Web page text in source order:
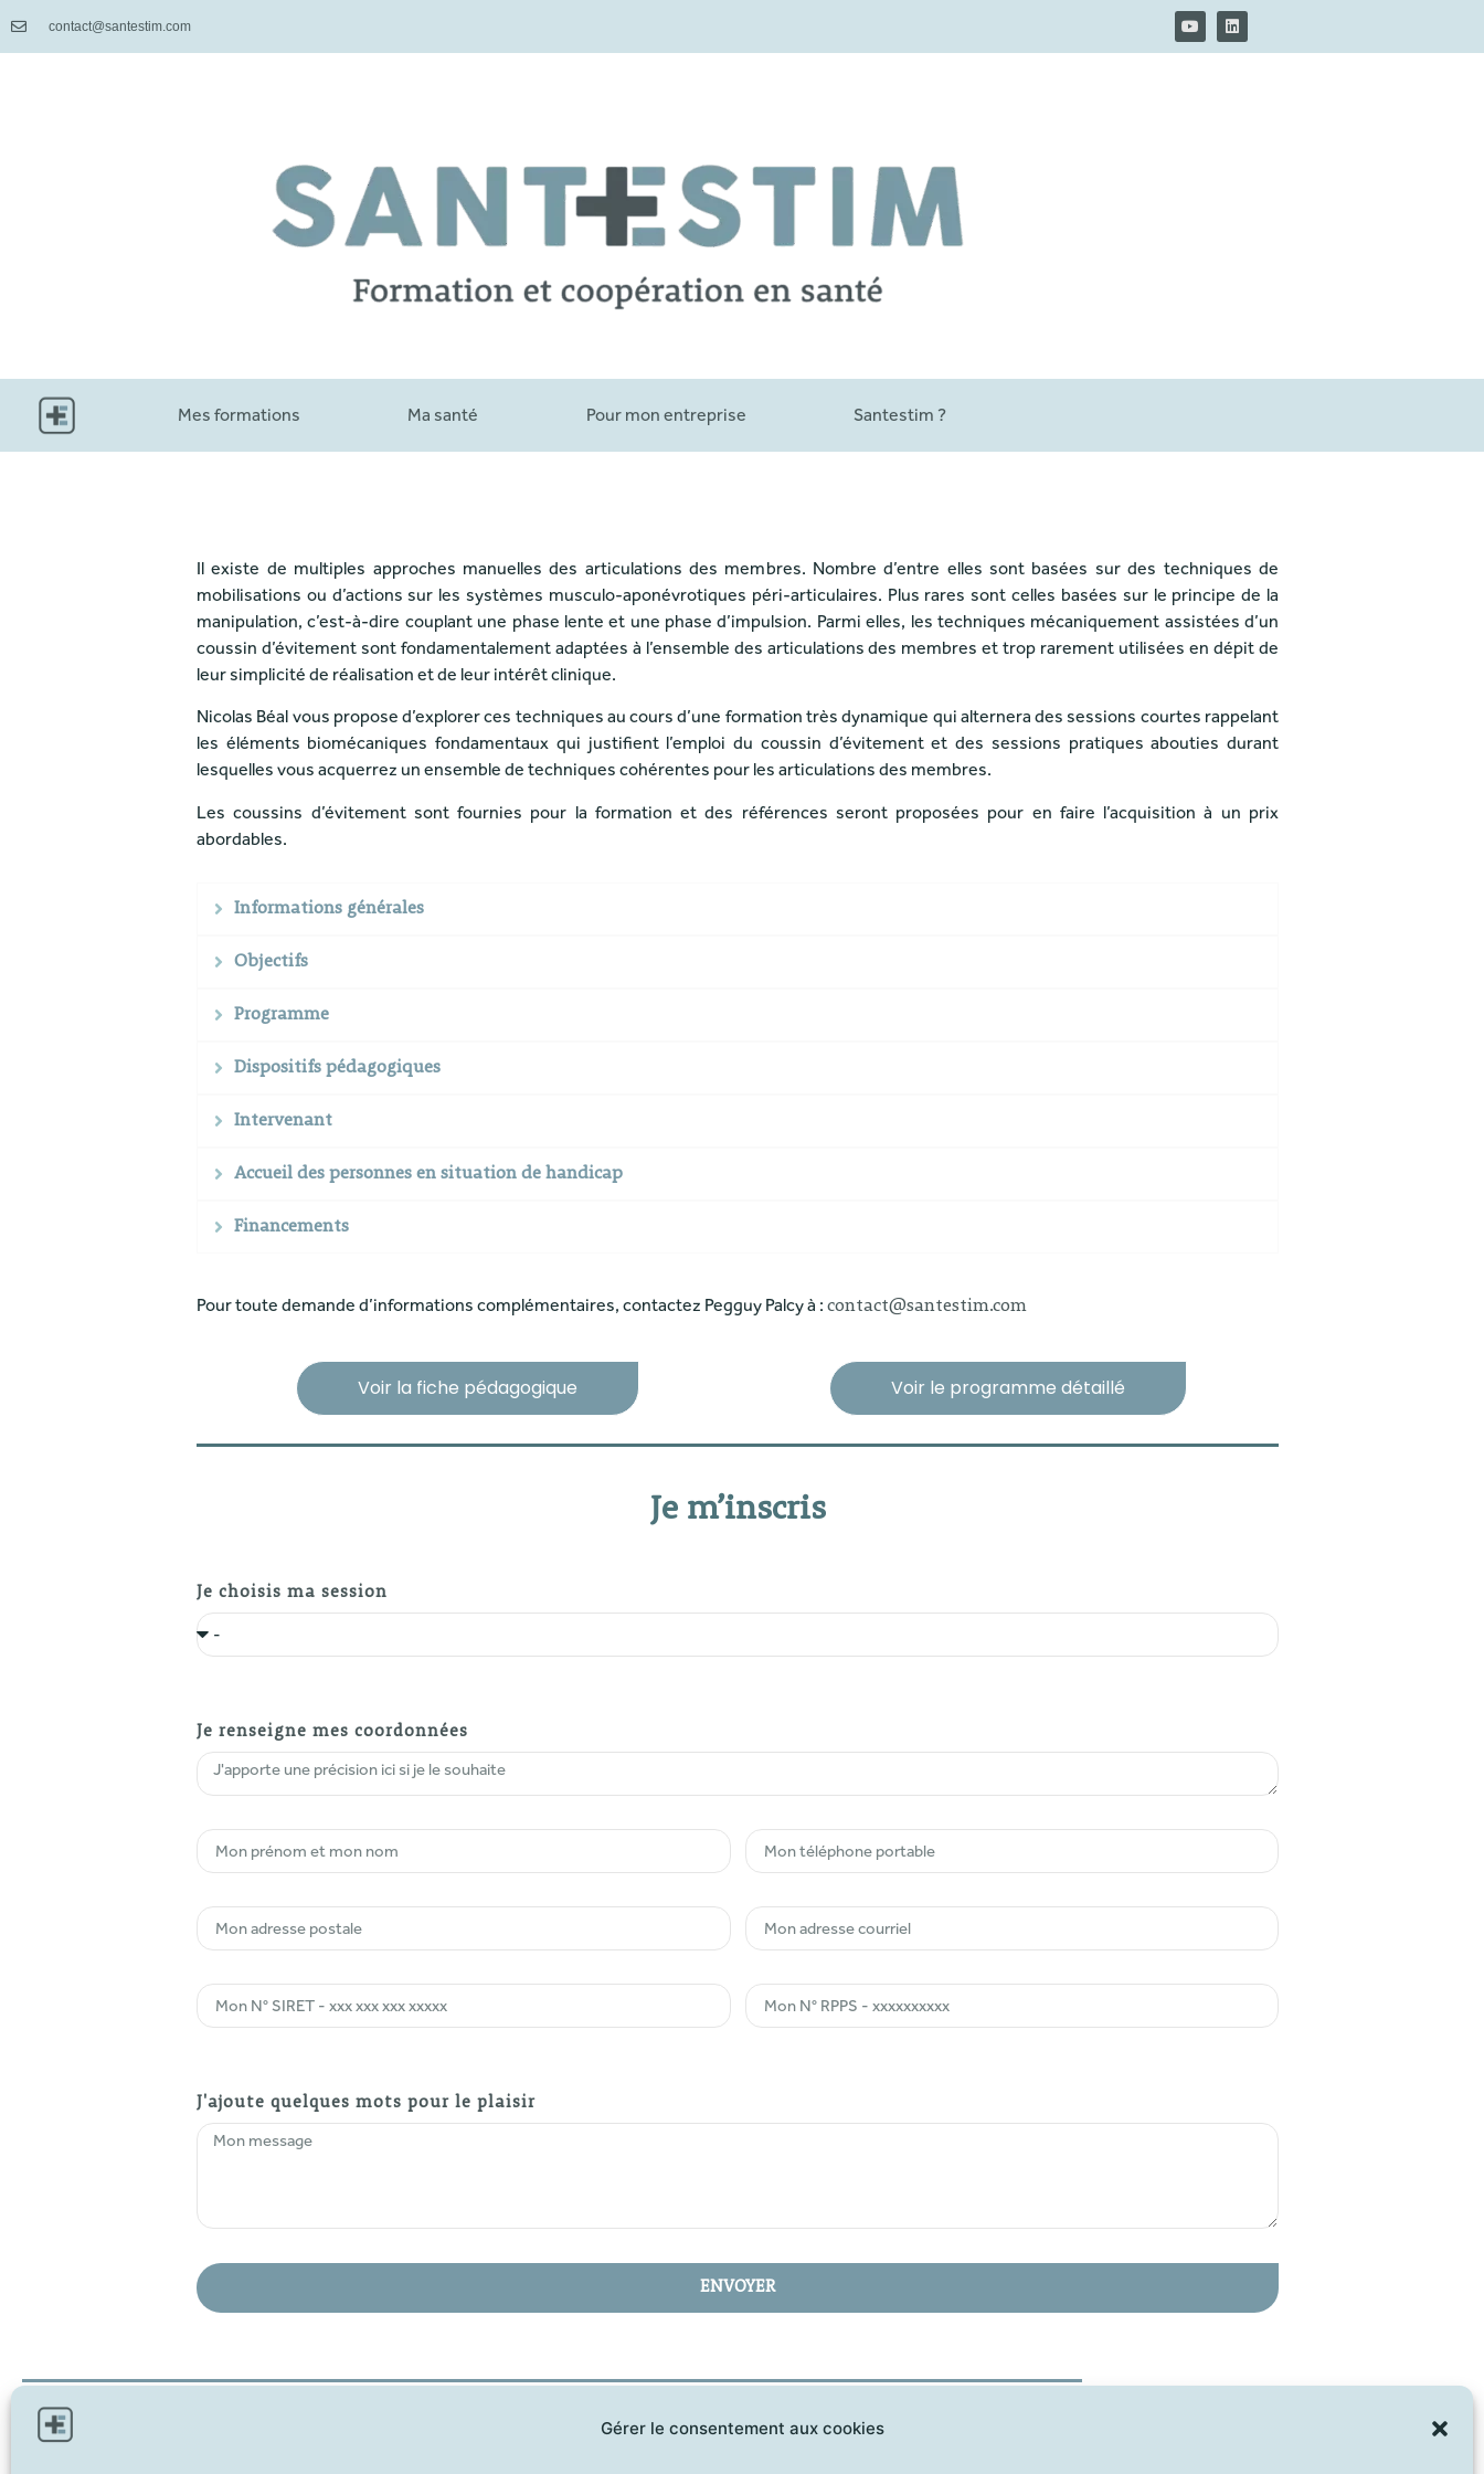
Gérer le consentement aux cookies
contact@santestim.com
Mes formations Ma santé Pour mon entreprise Santestim ?
Il existe de multiples approches manuelles des articulations des membres. Nombre d’entre elles sont basées sur des techniques de
mobilisations ou d’actions sur les systèmes musculo-aponévrotiques péri-articulaires. Plus rares sont celles basées sur le principe de la
manipulation, c’est-à-dire couplant une phase lente et une phase d’impulsion. Parmi elles, les techniques mécaniquement assistées d’un
coussin d’évitement sont fondamentalement adaptées à l’ensemble des articulations des membres et trop rarement utilisées en dépit de
leur simplicité de réalisation et de leur intérêt clinique.
Nicolas Béal vous propose d’explorer ces techniques au cours d’une formation très dynamique qui alternera des sessions courtes rappelant
les éléments biomécaniques fondamentaux qui justifient l’emploi du coussin d’évitement et des sessions pratiques abouties durant
lesquelles vous acquerrez un ensemble de techniques cohérentes pour les articulations des membres.
Les coussins d’évitement sont fournies pour la formation et des références seront proposées pour en faire l’acquisition à un prix
abordables.
Informations générales
Objectifs
Programme
Dispositifs pédagogiques
Intervenant
Accueil des personnes en situation de handicap
Financements
Pour toute demande d’informations complémentaires, contactez Pegguy Palcy à : contact@santestim.com
Voir la fiche pédagogique Voir le programme détaillé
Je m’inscris
Je choisis ma session
Je renseigne mes coordonnées
J'ajoute quelques mots pour le plaisir
ENVOYER